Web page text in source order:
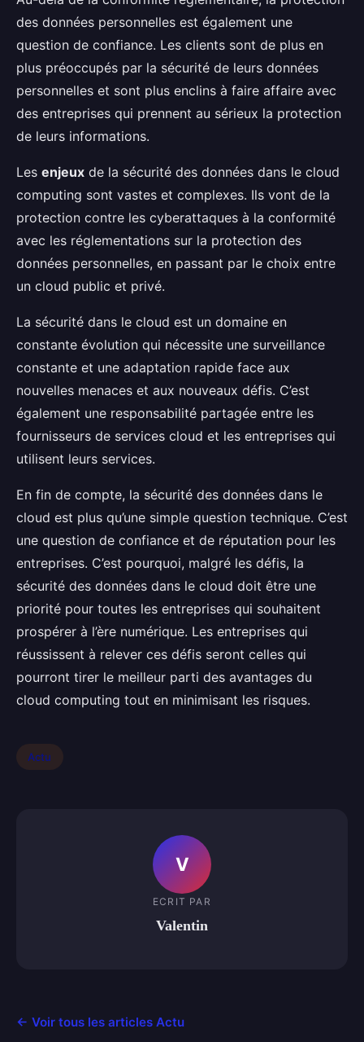
des données personnelles est également une
question de confiance. Les clients sont de plus en
plus préoccupés par la sécurité de leurs données
personnelles et sont plus enclins à faire affaire avec
des entreprises qui prennent au sérieux la protection
de leurs informations.
Les enjeux de la sécurité des données dans le cloud
computing sont vastes et complexes. Ils vont de la
protection contre les cyberattaques à la conformité
avec les réglementations sur la protection des
données personnelles, en passant par le choix entre
un cloud public et privé.
La sécurité dans le cloud est un domaine en
constante évolution qui nécessite une surveillance
constante et une adaptation rapide face aux
nouvelles menaces et aux nouveaux défis. C’est
également une responsabilité partagée entre les
fournisseurs de services cloud et les entreprises qui
utilisent leurs services.
En fin de compte, la sécurité des données dans le
cloud est plus qu’une simple question technique. C’est
une question de confiance et de réputation pour les
entreprises. C’est pourquoi, malgré les défis, la
sécurité des données dans le cloud doit être une
priorité pour toutes les entreprises qui souhaitent
prospérer à l’ère numérique. Les entreprises qui
réussissent à relever ces défis seront celles qui
pourront tirer le meilleur parti des avantages du
cloud computing tout en minimisant les risques.
Actu
V
ECRIT PAR
Valentin
← Voir tous les articles Actu